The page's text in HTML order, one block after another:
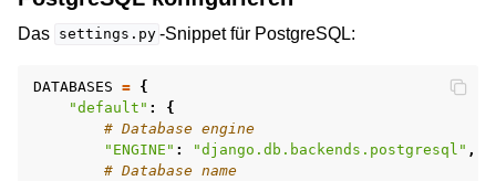
Das settings.py -Snippet für PostgreSQL:
DATABASES = {
"default" :
{
# Database engine
"ENGINE" : "django.db.backends.postgresql" ,
# Database name